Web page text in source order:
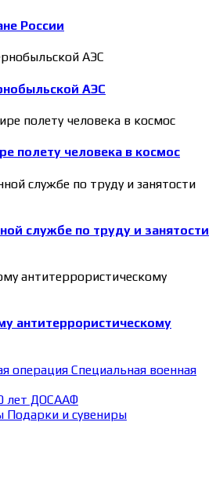
России
АЭС
полету человека в космос
службе по труду и занятости
антитеррористическому
Специальная военная
лет ДОСААФ
Подарки и сувениры